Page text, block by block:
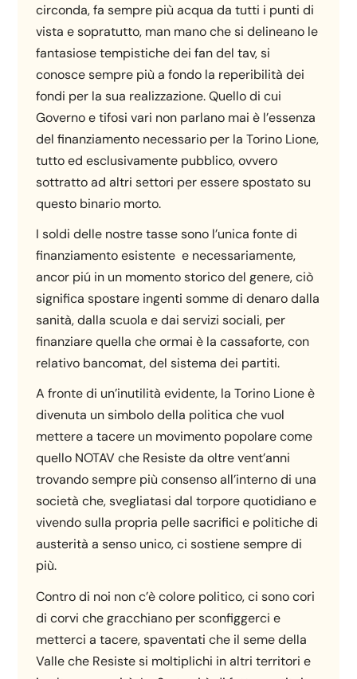
circonda, fa sempre più acqua da tutti i punti di
vista e sopratutto, man mano che si delineano le
fantasiose tempistiche dei fan del tav, si
conosce sempre più a fondo la reperibilità dei
fondi per la sua realizzazione. Quello di cui
Governo e tifosi vari non parlano mai è l’essenza
del finanziamento necessario per la Torino Lione,
tutto ed esclusivamente pubblico, ovvero
sottratto ad altri settori per essere spostato su
questo binario morto.
I soldi delle nostre tasse sono l’unica fonte di
finanziamento esistente e necessariamente,
ancor piú in un momento storico del genere, ciò
significa spostare ingenti somme di denaro dalla
sanità, dalla scuola e dai servizi sociali, per
finanziare quella che ormai è la cassaforte, con
relativo bancomat, del sistema dei partiti.
A fronte di un’inutilità evidente, la Torino Lione è
divenuta un simbolo della politica che vuol
mettere a tacere un movimento popolare come
quello NOTAV che Resiste da oltre vent’anni
trovando sempre più consenso all’interno di una
società che, svegliatasi dal torpore quotidiano e
vivendo sulla propria pelle sacrifici e politiche di
austerità a senso unico, ci sostiene sempre di
più.
Contro di noi non c’è colore politico, ci sono cori
di corvi che gracchiano per sconfiggerci e
metterci a tacere, spaventati che il seme della
Valle che Resiste si moltiplichi in altri territori e